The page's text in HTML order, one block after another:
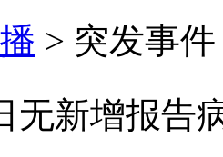
> 突发事件
无新增报告